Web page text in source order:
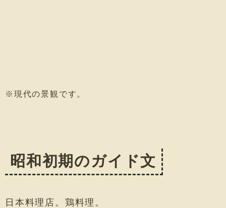
※現代の景観です。
昭和初期のガイド文
日本料理店。鶏料理。